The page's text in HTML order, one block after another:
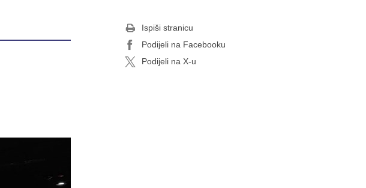
Ispiši stranicu
Podijeli na Facebooku
Podijeli na X-u